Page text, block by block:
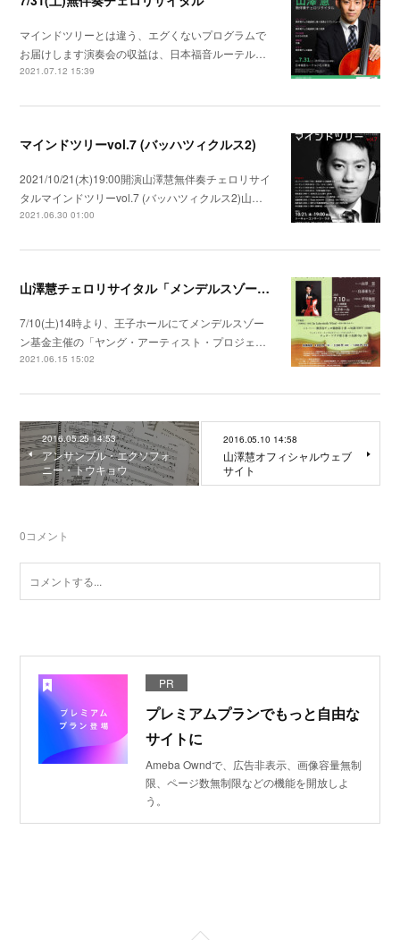
マインドツリーとは違う、エグくないプログラムで
お届けします演奏会の収益は、日本福音ルーテル…
2021.07.12 15:39
マインドツリーvol.7 (バッハツィクルス2)
2021/10/21(木)19:00開演山澤慧無伴奏チェロリサイ
タルマインドツリーvol.7 (バッハツィクルス2)山…
2021.06.30 01:00
山澤慧チェロリサイタル「メンデルスゾーンとライプツィヒ」
7/10(土)14時より、王子ホールにてメンデルスゾー
ン基金主催の「ヤング・アーティスト・プロジェ…
2021.06.15 15:02
2016.05.25 14:53
アンサンブル・エクソフォ
ニー・トウキョウ
2016.05.10 14:58
山澤慧オフィシャルウェブ
サイト
0コメント
PR
プレミアムプランでもっと自由な
サイトに
Ameba Owndで、広告非表示、画像容量無制
限、ページ数無制限などの機能を開放しよ
う。